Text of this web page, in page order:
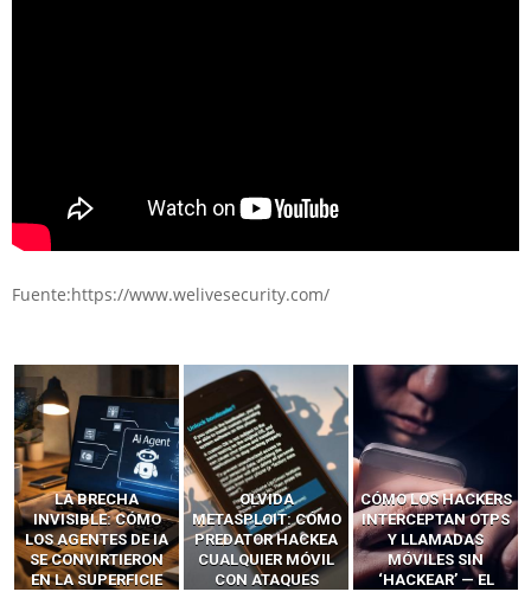
Fuente:https://www.welivesecurity.com/
OLVIDA
METASPLOIT: CÓMO
PREDATOR HACKEA
CUALQUIER MÓVIL
CON ATAQUES
CÓMO LOS HACKERS
INTERCEPTAN OTPS
Y LLAMADAS
MÓVILES SIN
‘HACKEAR’ — EL
13 TÉCNICAS
RIDÍCULAMENTE
FÁCILES PARA
HACKEAR Y
EXPLOTAR